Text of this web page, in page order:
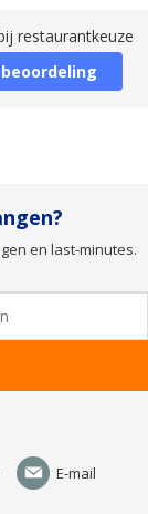
restaurantkeuze
en last-minutes.
E-mail